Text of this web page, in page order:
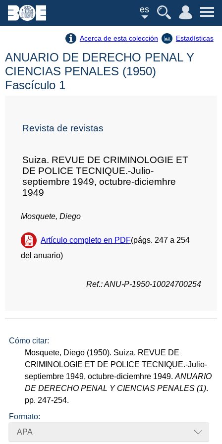
es
Acerca de esta colección Estadísticas
ANUARIO DE DERECHO PENAL Y
CIENCIAS PENALES (1950)
Fascículo 1
Revista de revistas
Suiza. REVUE DE CRIMINOLOGIE ET
DE POLICE TECNIQUE.-Julio-
septiembre 1949, octubre-diciemhre
1949
Mosquete, Diego
Artículo completo en PDF(págs. 247 a 254
del anuario)
Ref.: ANU-P-1950-10024700254
Cómo citar:
Mosquete, Diego (1950). Suiza. REVUE DE
CRIMINOLOGIE ET DE POLICE TECNIQUE.-Julio-
septiembre 1949, octubre-diciemhre 1949.ANUARIO
DE DERECHO PENAL Y CIENCIAS PENALES (1).
pp. 247-254.
Formato:
APA